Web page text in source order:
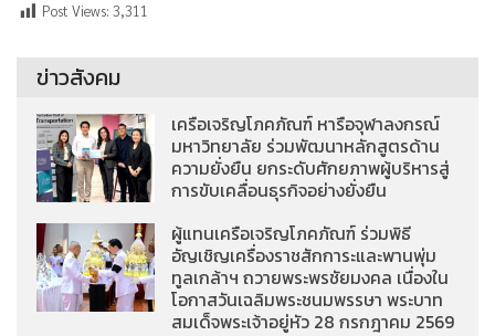
Post Views: 3,311
ข่าวสังคม
เครือเจริญโภคภัณฑ์ หารือจุฬาลงกรณ์
มหาวิทยาลัย ร่วมพัฒนาหลักสูตรด้าน
ความยั่งยืน ยกระดับศักยภาพผู้บริหารสู่
การขับเคลื่อนธุรกิจอย่างยั่งยืน
ผู้แทนเครือเจริญโภคภัณฑ์ ร่วมพิธี
อัญเชิญเครื่องราชสักการะและพานพุ่ม
ทูลเกล้าฯ ถวายพระพรชัยมงคล เนื่องใน
โอกาสวันเฉลิมพระชนมพรรษา พระบาท
สมเด็จพระเจ้าอยู่หัว 28 กรกฎาคม 2569